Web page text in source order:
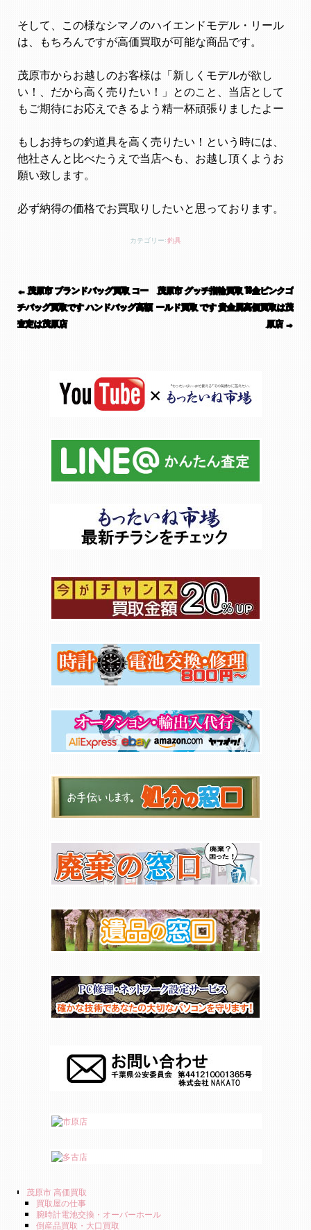
そして、この様なシマノのハイエンドモデル・リール
は、もちろんですが高価買取が可能な商品です。
茂原市からお越しのお客様は「新しくモデルが欲し
い！、だから高く売りたい！」とのこと、当店として
もご期待にお応えできるよう精一杯頑張りましたよー
もしお持ちの釣道具を高く売りたい！という時には、
他社さんと比べたうえで当店へも、お越し頂くようお
願い致します。
必ず納得の価格でお買取りしたいと思っております。
カテゴリー:釣具
←茂原市 ブランドバッグ買取 コー
チバッグ買取です ハンドバッグ高額
査定は茂原店
茂原市 グッチ指輪買取 18金ピンクゴ
ールド買取 です 貴金属高価買取は茂
原店→
茂原市 高価買取
買取屋の仕事
腕時計電池交換・オーバーホール
倒産品買取・大口買取